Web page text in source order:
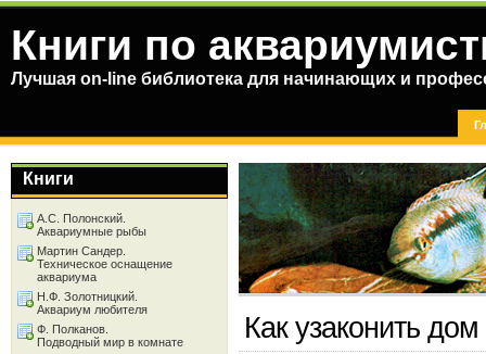
Книги по
Лучшая on-line библиотека для начинающих и
Как узаконить
Книги
А.С. Полонский.
Аквариумные рыбы
Мартин Сандер.
Техническое оснащение
аквариума
Н.Ф. Золотницкий.
Аквариум любителя
Ф. Полканов.
Подводный мир в комнате